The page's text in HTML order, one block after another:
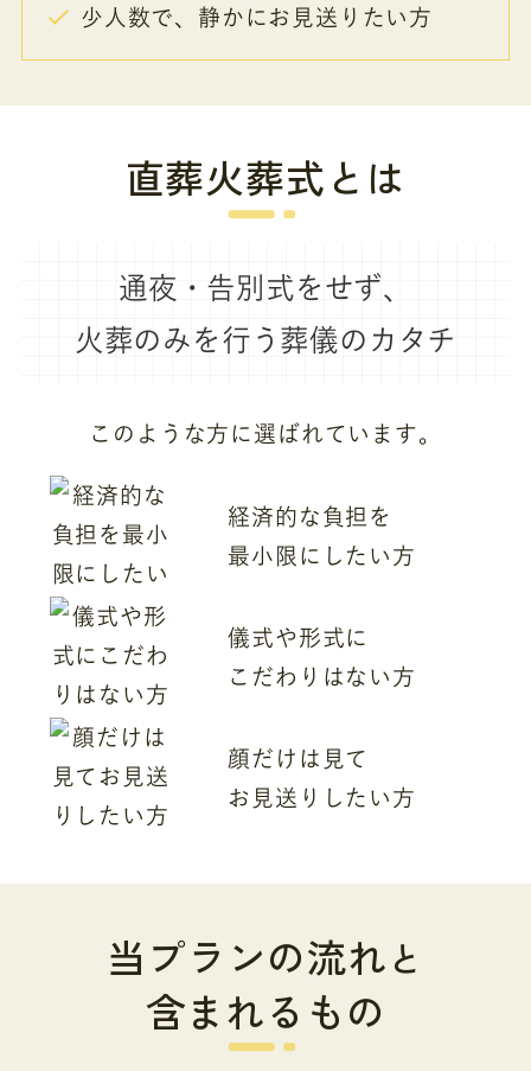
少人数で、静かにお見送りたい方
直葬火葬式とは
通夜・告別式をせず、
火葬のみを行う葬儀のカタチ
このような方に選ばれています。
経済的な負担を
最小限にしたい方
儀式や形式に
こだわりはない方
顔だけは見て
お見送りしたい方
当プランの流れと
含まれるもの